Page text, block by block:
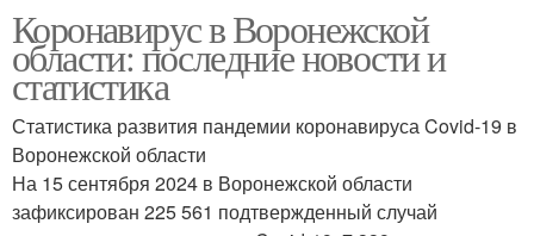
Коронавирус в Воронежской
области: последние новости и
статистика
Статистика развития пандемии коронавируса Covid-19 в
Воронежской области
На 15 сентября 2024 в Воронежской области
зафиксирован 225 561 подтвержденный случай